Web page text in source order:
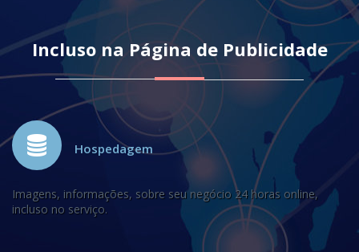
Incluso na Página de Publicidade
Hospedagem
Imagens, informações, sobre seu negócio 24 horas online,
incluso no serviço.